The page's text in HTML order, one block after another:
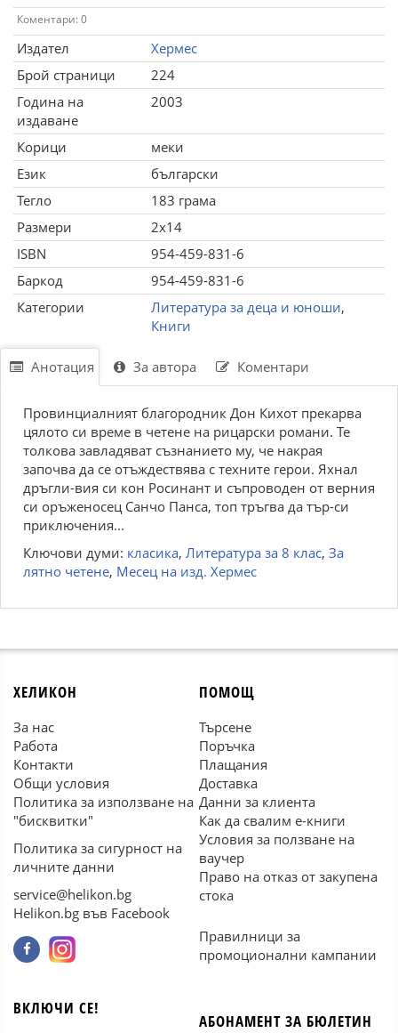
Коментари: 0
Издател
Хермес
Брой страници
224
Година на
издаване
2003
Корици
меки
Език
български
Тегло
183 грама
Размери
2x14
ISBN
954-459-831-6
Баркод
954-459-831-6
Категории
Литература за деца и юноши,
Книги
Анотация За автора Коментари
Провинциалният благородник Дон Кихот прекарва
цялото си време в четене на рицарски романи. Те
толкова завладяват съзнанието му, че накрая
започва да се отъждествява с техните герои. Яхнал
дръгли-вия си кон Росинант и съпроводен от верния
си оръженосец Санчо Панса, топ тръгва да тър-си
приключения...
Ключови думи: класика, Литература за 8 клас, За
лятно четене, Месец на изд. Хермес
ХЕЛИКОН
За нас
Работа
Контакти
Общи условия
Политика за използване на
"бисквитки"
Политика за сигурност на
личните данни
service@helikon.bg
Helikon.bg във Facebook
ПОМОЩ
Търсене
Поръчка
Плащания
Доставка
Данни за клиента
Как да свалим е-книги
Условия за ползване на
ваучер
Право на отказ от закупена
стока
Правилници за
промоционални кампании
ВКЛЮЧИ СЕ!
АБОНАМЕНТ ЗА БЮЛЕТИН